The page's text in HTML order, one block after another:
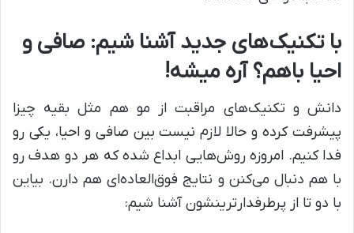
با تکنیک‌های جدید آشنا شیم: صافی و
احیا باهم؟ آره میشه!
دانش و تکنیک‌های مراقبت از مو هم مثل بقیه چیزا
پیشرفت کرده و حالا لازم نیست بین صافی و احیا، یکی رو
فدا کنیم. امروزه روش‌هایی ابداع شده که هر دو هدف رو
با هم دنبال می‌کنن و نتایج فوق‌العاده‌ای هم دارن. بیاین
با دو تا از پرطرفدارترینشون آشنا شیم: